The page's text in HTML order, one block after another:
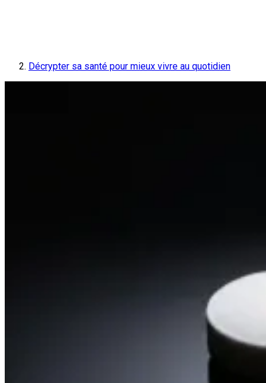
Décrypter sa santé pour mieux vivre au quotidien